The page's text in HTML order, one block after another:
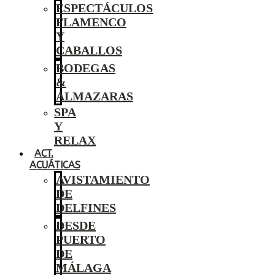
ESPECTÁCULOS
FLAMENCO
Y
CABALLOS
BODEGAS
&
ALMAZARAS
SPA
Y
RELAX
ACT.
ACUÁTICAS
AVISTAMIENTO
DE
DELFINES
DESDE
PUERTO
DE
MÁLAGA